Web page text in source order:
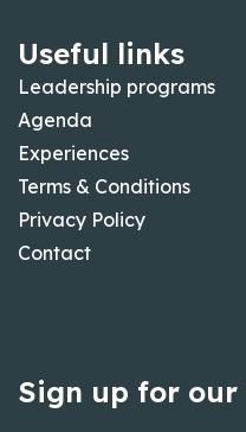
Useful links
Leadership programs
Agenda
Experiences
Terms & Conditions
Privacy Policy
Contact
Sign up for